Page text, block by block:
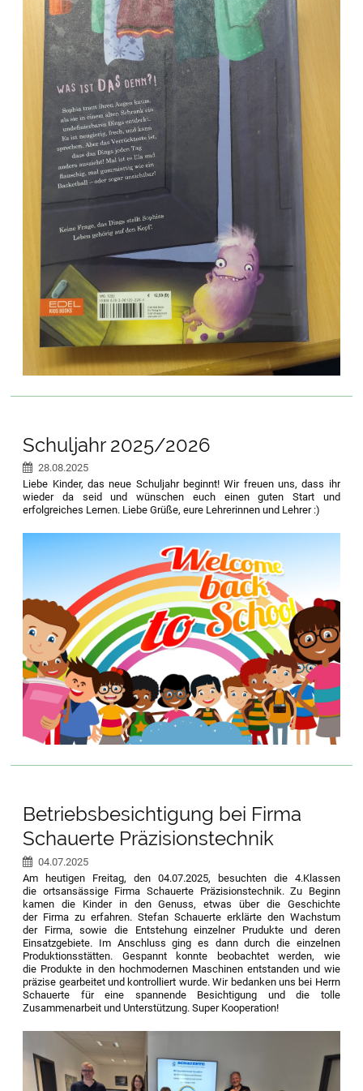
Schuljahr 2025/2026
28.08.2025
Liebe Kinder, das neue Schuljahr beginnt! Wir freuen uns, dass ihr
wieder da seid und wünschen euch einen guten Start und
erfolgreiches Lernen. Liebe Grüße, eure Lehrerinnen und Lehrer :)
Betriebsbesichtigung bei Firma
Schauerte Präzisionstechnik
04.07.2025
Am heutigen Freitag, den 04.07.2025, besuchten die 4.Klassen
die ortsansässige Firma Schauerte Präzisionstechnik. Zu Beginn
kamen die Kinder in den Genuss, etwas über die Geschichte
der Firma zu erfahren. Stefan Schauerte erklärte den Wachstum
der Firma, sowie die Entstehung einzelner Prudukte und deren
Einsatzgebiete. Im Anschluss ging es dann durch die einzelnen
Produktionsstätten. Gespannt konnte beobachtet werden, wie
die Produkte in den hochmodernen Maschinen entstanden und wie
präzise gearbeitet und kontrolliert wurde. Wir bedanken uns bei Herrn
Schauerte für eine spannende Besichtigung und die tolle
Zusammenarbeit und Unterstützung. Super Kooperation!